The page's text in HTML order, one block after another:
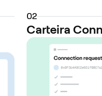
02
Carteira